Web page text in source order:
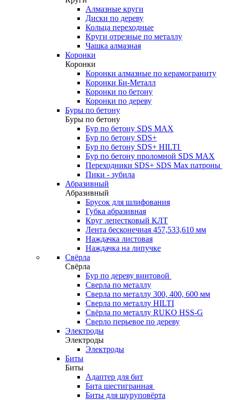
Алмазные круги
Диски по дереву
Кольца переходные
Круги отрезные по металлу
Чашка алмазная
Коронки
Коронки
Коронки алмазные по керамограниту
Коронки Би-Металл
Коронки по бетону
Коронки по дереву
Буры по бетону
Буры по бетону
Бур по бетону SDS MAX
Бур по бетону SDS+
Бур по бетону SDS+ HILTI
Бур по бетону проломной SDS MAX
Переходники SDS+ SDS Max патроны
Пики - зубила
Абразивный
Абразивный
Брусок для шлифования
Губка абразивная
Круг лепестковый КЛТ
Лента бесконечная 457,533,610 мм
Наждачка листовая
Наждачка на липучке
Свёрла
Свёрла
Бур по дереву винтовой
Сверла по металлу
Сверла по металлу 300, 400, 600 мм
Сверла по металлу HILTI
Свёрла по металлу RUKO HSS-G
Сверло перьевое по дереву
Электроды
Электроды
Электроды
Биты
Биты
Адаптер для бит
Бита шестигранная
Биты для шуруповёрта